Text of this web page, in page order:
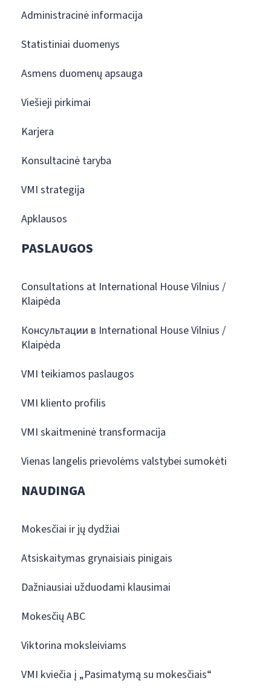
Administracinė informacija
Statistiniai duomenys
Asmens duomenų apsauga
Viešieji pirkimai
Karjera
Konsultacinė taryba
VMI strategija
Apklausos
PASLAUGOS
Consultations at International House Vilnius /
Klaipėda
Консультации в International House Vilnius /
Klaipėda
VMI teikiamos paslaugos
VMI kliento profilis
VMI skaitmeninė transformacija
Vienas langelis prievolėms valstybei sumokėti
NAUDINGA
Mokesčiai ir jų dydžiai
Atsiskaitymas grynaisiais pinigais
Dažniausiai užduodami klausimai
Mokesčių ABC
Viktorina moksleiviams
VMI kviečia į „Pasimatymą su mokesčiais“